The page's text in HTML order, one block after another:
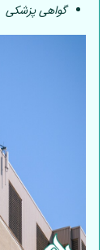
گواهی پزشکی